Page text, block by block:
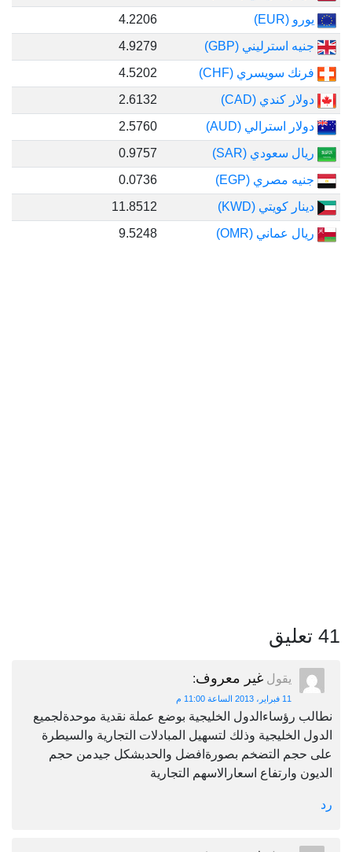
يورو (EUR)
4.2206
جنيه استرليني (GBP)
4.9279
فرنك سويسري (CHF)
4.5202
دولار كندي (CAD)
2.6132
دولار استرالي (AUD)
2.5760
ريال سعودي (SAR)
0.9757
جنيه مصري (EGP)
0.0736
دينار كويتي (KWD)
11.8512
ريال عماني (OMR)
9.5248
41 تعليق
يقول غير معروف:
11 فبراير، 2013 الساعة 11:00 م
نطالب رؤساءالدول الخليجية بوضع عملة نقدية موحدةلجميع
الدول الخليجية وذلك لتسهيل المبادلات التجارية والسيطرة
على حجم التضخم بصورةافضل والحدبشكل جيدمن حجم
الديون وارتفاع اسعارالاسهم التجارية
رد